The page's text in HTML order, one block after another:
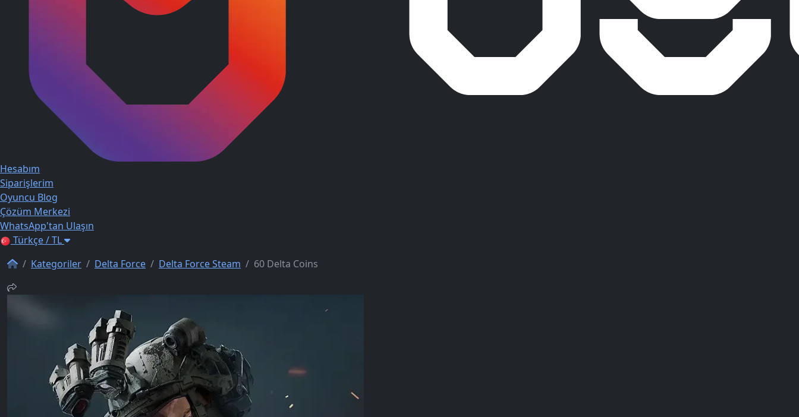
Hesabım
Siparişlerim
Oyuncu Blog
Çözüm Merkezi
WhatsApp'tan Ulaşın
Türkçe / TL
Kategoriler
Delta Force Delta Force Steam 60 Delta Coins